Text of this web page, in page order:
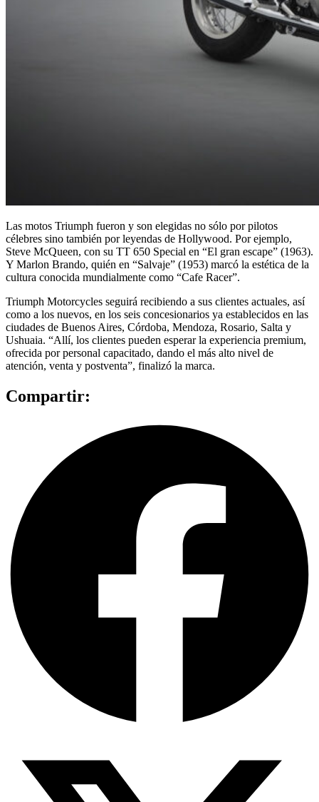
Las motos Triumph fueron y son elegidas no sólo por pilotos
célebres sino también por leyendas de Hollywood. Por ejemplo,
Steve McQueen, con su TT 650 Special en “El gran escape” (1963).
Y Marlon Brando, quién en “Salvaje” (1953) marcó la estética de la
cultura conocida mundialmente como “Cafe Racer”.
Triumph Motorcycles seguirá recibiendo a sus clientes actuales, así
como a los nuevos, en los seis concesionarios ya establecidos en las
ciudades de Buenos Aires, Córdoba, Mendoza, Rosario, Salta y
Ushuaia. “Allí, los clientes pueden esperar la experiencia premium,
ofrecida por personal capacitado, dando el más alto nivel de
atención, venta y postventa”, finalizó la marca.
Compartir: